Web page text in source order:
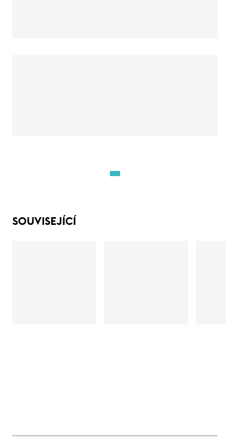
SOUVISEJÍCÍ